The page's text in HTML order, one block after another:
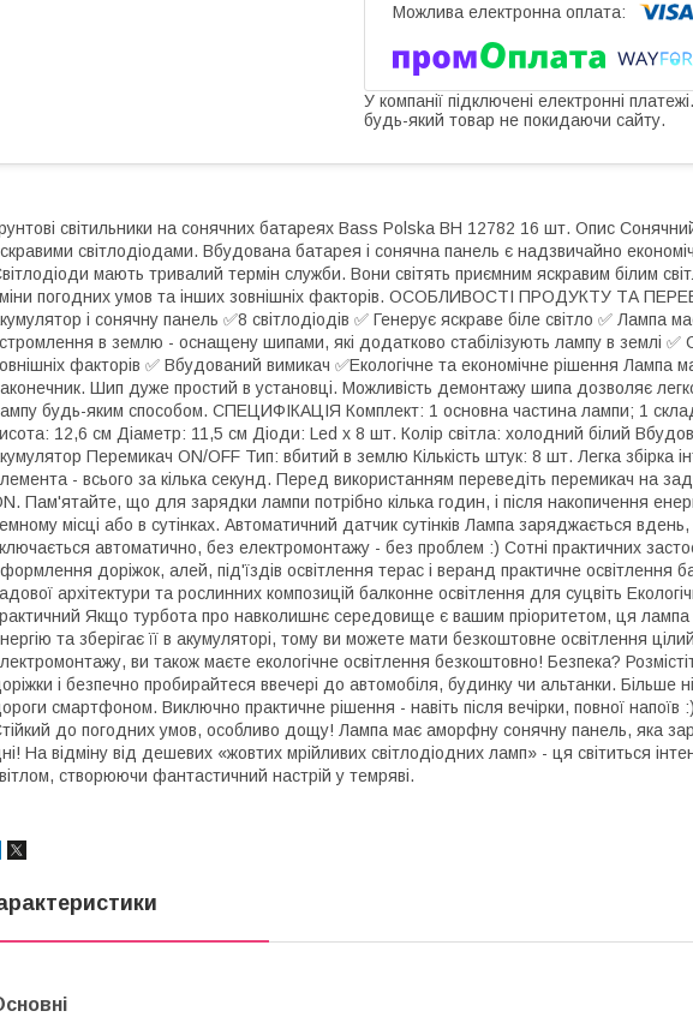
У компанії підключені електронні
будь-який товар не покидаючи сайту.
світильники на сонячних батареях Bass Polska BH 12782 16 шт. Опис
світлодіодами. Вбудована батарея і сонячна панель є надзвичайно
мають тривалий термін служби. Вони світять приємним яскравим білим
погодних умов та інших зовнішніх факторів. ОСОБЛИВОСТІ ПРОДУКТУ ТА
і сонячну панель ✅8 світлодіодів ✅ Генерує яскраве біле світло ✅ Лампа
в землю - оснащену шипами, які додатково стабілізують лампу в землі ✅
факторів ✅ Вбудований вимикач ✅Екологічне та економічне рішення Лампа
Шип дуже простий в установці. Можливість демонтажу шипа дозволяє легко
будь-яким способом. СПЕЦИФІКАЦІЯ Комплект: 1 основна частина лампи; 1
12,6 см Діаметр: 11,5 см Діоди: Led x 8 шт. Колір світла: холодний білий
Перемикач ON/OFF Тип: вбитий в землю Кількість штук: 8 шт. Легка збірка
- всього за кілька секунд. Перед використанням переведіть перемикач на
Пам'ятайте, що для зарядки лампи потрібно кілька годин, і після накопичення
місці або в сутінках. Автоматичний датчик сутінків Лампа заряджається
автоматично, без електромонтажу - без проблем :) Сотні практичних
доріжок, алей, під'їздів освітлення терас і веранд практичне освітлення
архітектури та рослинних композицій балконне освітлення для суцвіть
Якщо турбота про навколишнє середовище є вашим пріоритетом, ця
та зберігає її в акумуляторі, тому ви можете мати безкоштовне освітлення
ви також маєте екологічне освітлення безкоштовно! Безпека?
і безпечно пробирайтеся ввечері до автомобіля, будинку чи альтанки. Більше
смартфоном. Виключно практичне рішення - навіть після вечірки, повної напоїв
до погодних умов, особливо дощу! Лампа має аморфну сонячну панель, яка
На відміну від дешевих «жовтих мрійливих світлодіодних ламп» - ця світиться
створюючи фантастичний настрій у темряві.